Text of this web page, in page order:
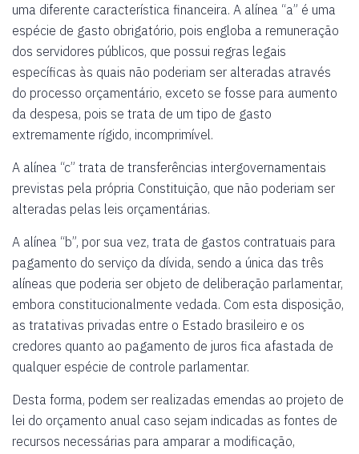
uma diferente característica financeira. A alínea “a” é uma
espécie de gasto obrigatório, pois engloba a remuneração
dos servidores públicos, que possui regras legais
específicas às quais não poderiam ser alteradas através
do processo orçamentário, exceto se fosse para aumento
da despesa, pois se trata de um tipo de gasto
extremamente rígido, incomprimível.
A alínea “c” trata de transferências intergovernamentais
previstas pela própria Constituição, que não poderiam ser
alteradas pelas leis orçamentárias.
A alínea “b”, por sua vez, trata de gastos contratuais para
pagamento do serviço da dívida, sendo a única das três
alíneas que poderia ser objeto de deliberação parlamentar,
embora constitucionalmente vedada. Com esta disposição,
as tratativas privadas entre o Estado brasileiro e os
credores quanto ao pagamento de juros fica afastada de
qualquer espécie de controle parlamentar.
Desta forma, podem ser realizadas emendas ao projeto de
lei do orçamento anual caso sejam indicadas as fontes de
recursos necessárias para amparar a modificação,